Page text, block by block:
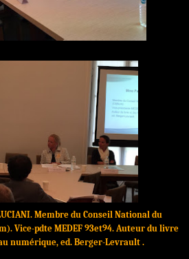
Membre du Conseil National du
Vice-pdte MEDEF 93et94. Auteur du livre
numérique, ed. Berger-Levrault .